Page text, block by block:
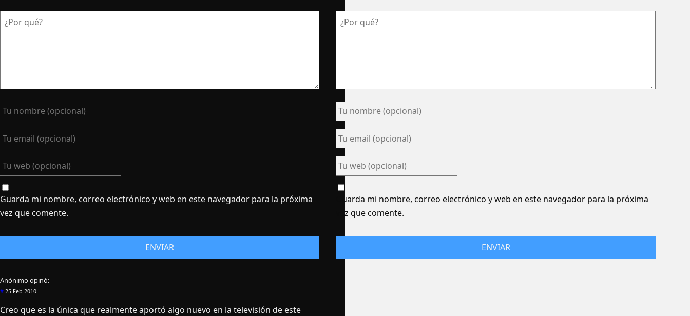
Guarda mi nombre, correo electrónico y web en este navegador para la próxima
vez que comente.
Anónimo opinó:
# 25 Feb 2010
Creo que es la única que realmente aportó algo nuevo en la televisión de este
Guarda mi nombre, correo electrónico y web en este navegador para la próxima
vez que comente.